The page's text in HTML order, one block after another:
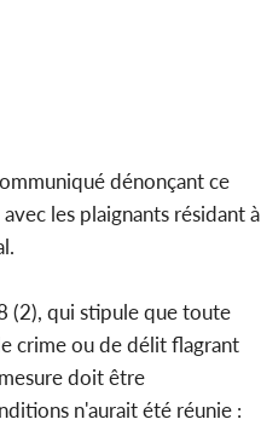
dénonçant ce
les plaignants résidant à
(2), qui stipule que toute
crime ou de délit flagrant
doit être
n'aurait été réunie :